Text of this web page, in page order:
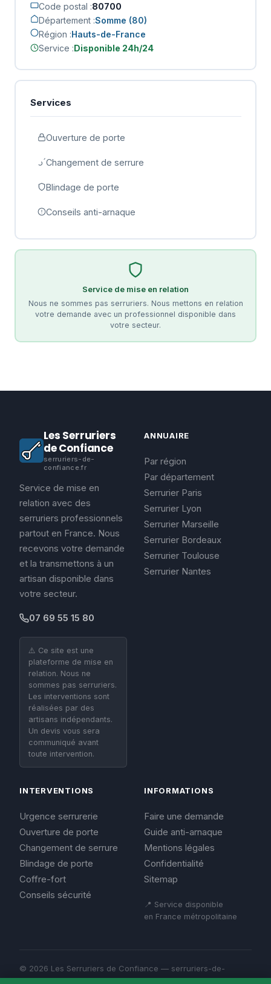
Code postal :80700
Département :Somme (80)
Région :Hauts-de-France
Service :Disponible 24h/24
Services
Ouverture de porte
Changement de serrure
Blindage de porte
Conseils anti-arnaque
Service de mise en relation
Nous ne sommes pas serruriers. Nous mettons en relation
votre demande avec un professionnel disponible dans
votre secteur.
Les Serruriers
de Confiance
serruriers-de-
confiance.fr
Service de mise en
relation avec des
serruriers professionnels
partout en France. Nous
recevons votre demande
et la transmettons à un
artisan disponible dans
votre secteur.
07 69 55 15 80
⚠️ Ce site est une
plateforme de mise en
relation. Nous ne
sommes pas serruriers.
Les interventions sont
réalisées par des
artisans indépendants.
Un devis vous sera
communiqué avant
toute intervention.
ANNUAIRE
Par région
Par département
Serrurier Paris
Serrurier Lyon
Serrurier Marseille
Serrurier Bordeaux
Serrurier Toulouse
Serrurier Nantes
INTERVENTIONS
Urgence serrurerie
Ouverture de porte
Changement de serrure
Blindage de porte
Coffre-fort
Conseils sécurité
INFORMATIONS
Faire une demande
Guide anti-arnaque
Mentions légales
Confidentialité
Sitemap
📍 Service disponible
en France métropolitaine
© 2026 Les Serruriers de Confiance — serruriers-de-
confiance.fr